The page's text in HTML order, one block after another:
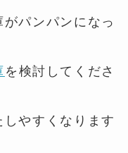
パンパンになっ
を検討してくださ
やすくなります